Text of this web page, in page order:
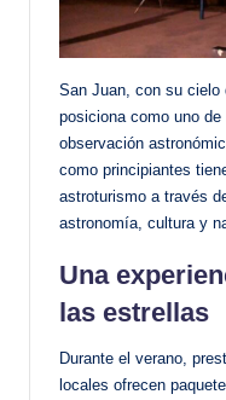
San Juan, con su cielo
posiciona como uno
observación
como principiantes
astroturismo a través
astronomía, cultura y
Una
las estrellas
Durante el verano,
locales ofrecen